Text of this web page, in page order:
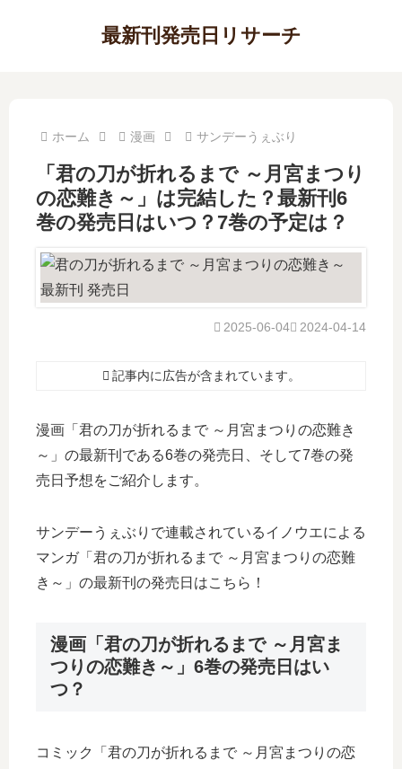
最新刊発売日リサーチ
ホーム 漫画 サンデーうぇぶり
「君の刀が折れるまで ～月宮まつり
の恋難き～」は完結した？最新刊6
巻の発売日はいつ？7巻の予定は？
2024-04-14
2025-06-04
記事内に広告が含まれています。
漫画「君の刀が折れるまで ～月宮まつりの恋難き
～」の最新刊である6巻の発売日、そして7巻の発
売日予想をご紹介します。
サンデーうぇぶりで連載されているイノウエによる
マンガ「君の刀が折れるまで ～月宮まつりの恋難
き～」の最新刊の発売日はこちら！
漫画「君の刀が折れるまで ～月宮ま
つりの恋難き～」6巻の発売日はい
つ？
コミック「君の刀が折れるまで ～月宮まつりの恋